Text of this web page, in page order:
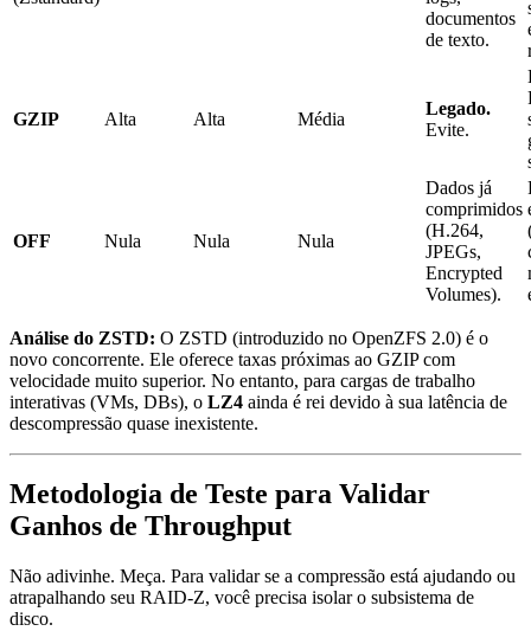
documentos
de texto.
GZIP Alta Alta Média
Legado.
Evite.
OFF Nula Nula Nula
Dados já
comprimidos
(H.264,
JPEGs,
Encrypted
Volumes).
Análise do ZSTD: O ZSTD (introduzido no OpenZFS 2.0) é o
novo concorrente. Ele oferece taxas próximas ao GZIP com
velocidade muito superior. No entanto, para cargas de trabalho
interativas (VMs, DBs), o LZ4 ainda é rei devido à sua latência de
descompressão quase inexistente.
Metodologia de Teste para Validar
Ganhos de Throughput
Não adivinhe. Meça. Para validar se a compressão está ajudando ou
atrapalhando seu RAID-Z, você precisa isolar o subsistema de
disco.